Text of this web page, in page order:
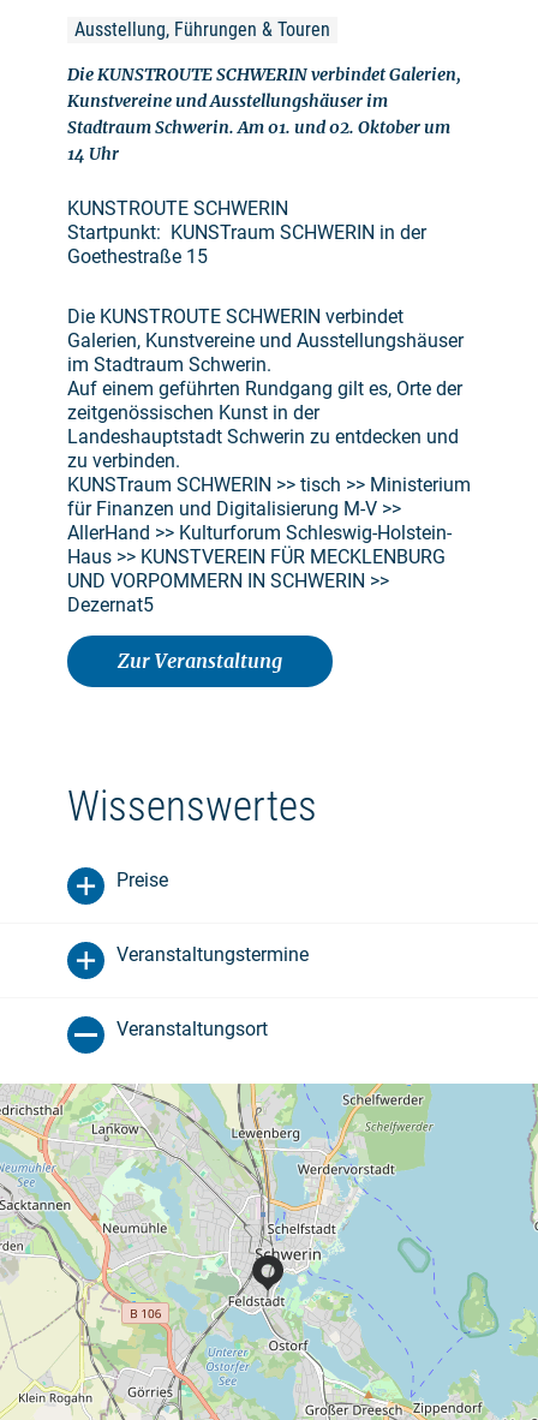
Ausstellung, Führungen & Touren
Die KUNSTROUTE SCHWERIN verbindet Galerien,
Kunstvereine und Ausstellungshäuser im
Stadtraum Schwerin. Am 01. und 02. Oktober um
14 Uhr
KUNSTROUTE SCHWERIN
Startpunkt: KUNSTraum SCHWERIN in der
Goethestraße 15
Die KUNSTROUTE SCHWERIN verbindet
Galerien, Kunstvereine und Ausstellungshäuser
im Stadtraum Schwerin.
Auf einem geführten Rundgang gilt es, Orte der
zeitgenössischen Kunst in der
Landeshauptstadt Schwerin zu entdecken und
zu verbinden.
KUNSTraum SCHWERIN >> tisch >> Ministerium
für Finanzen und Digitalisierung M-V >>
AllerHand >> Kulturforum Schleswig-Holstein-
Haus >> KUNSTVEREIN FÜR MECKLENBURG
UND VORPOMMERN IN SCHWERIN >>
Dezernat5
Zur Veranstaltung
Wissenswertes
Preise
Veranstaltungstermine
Veranstaltungsort